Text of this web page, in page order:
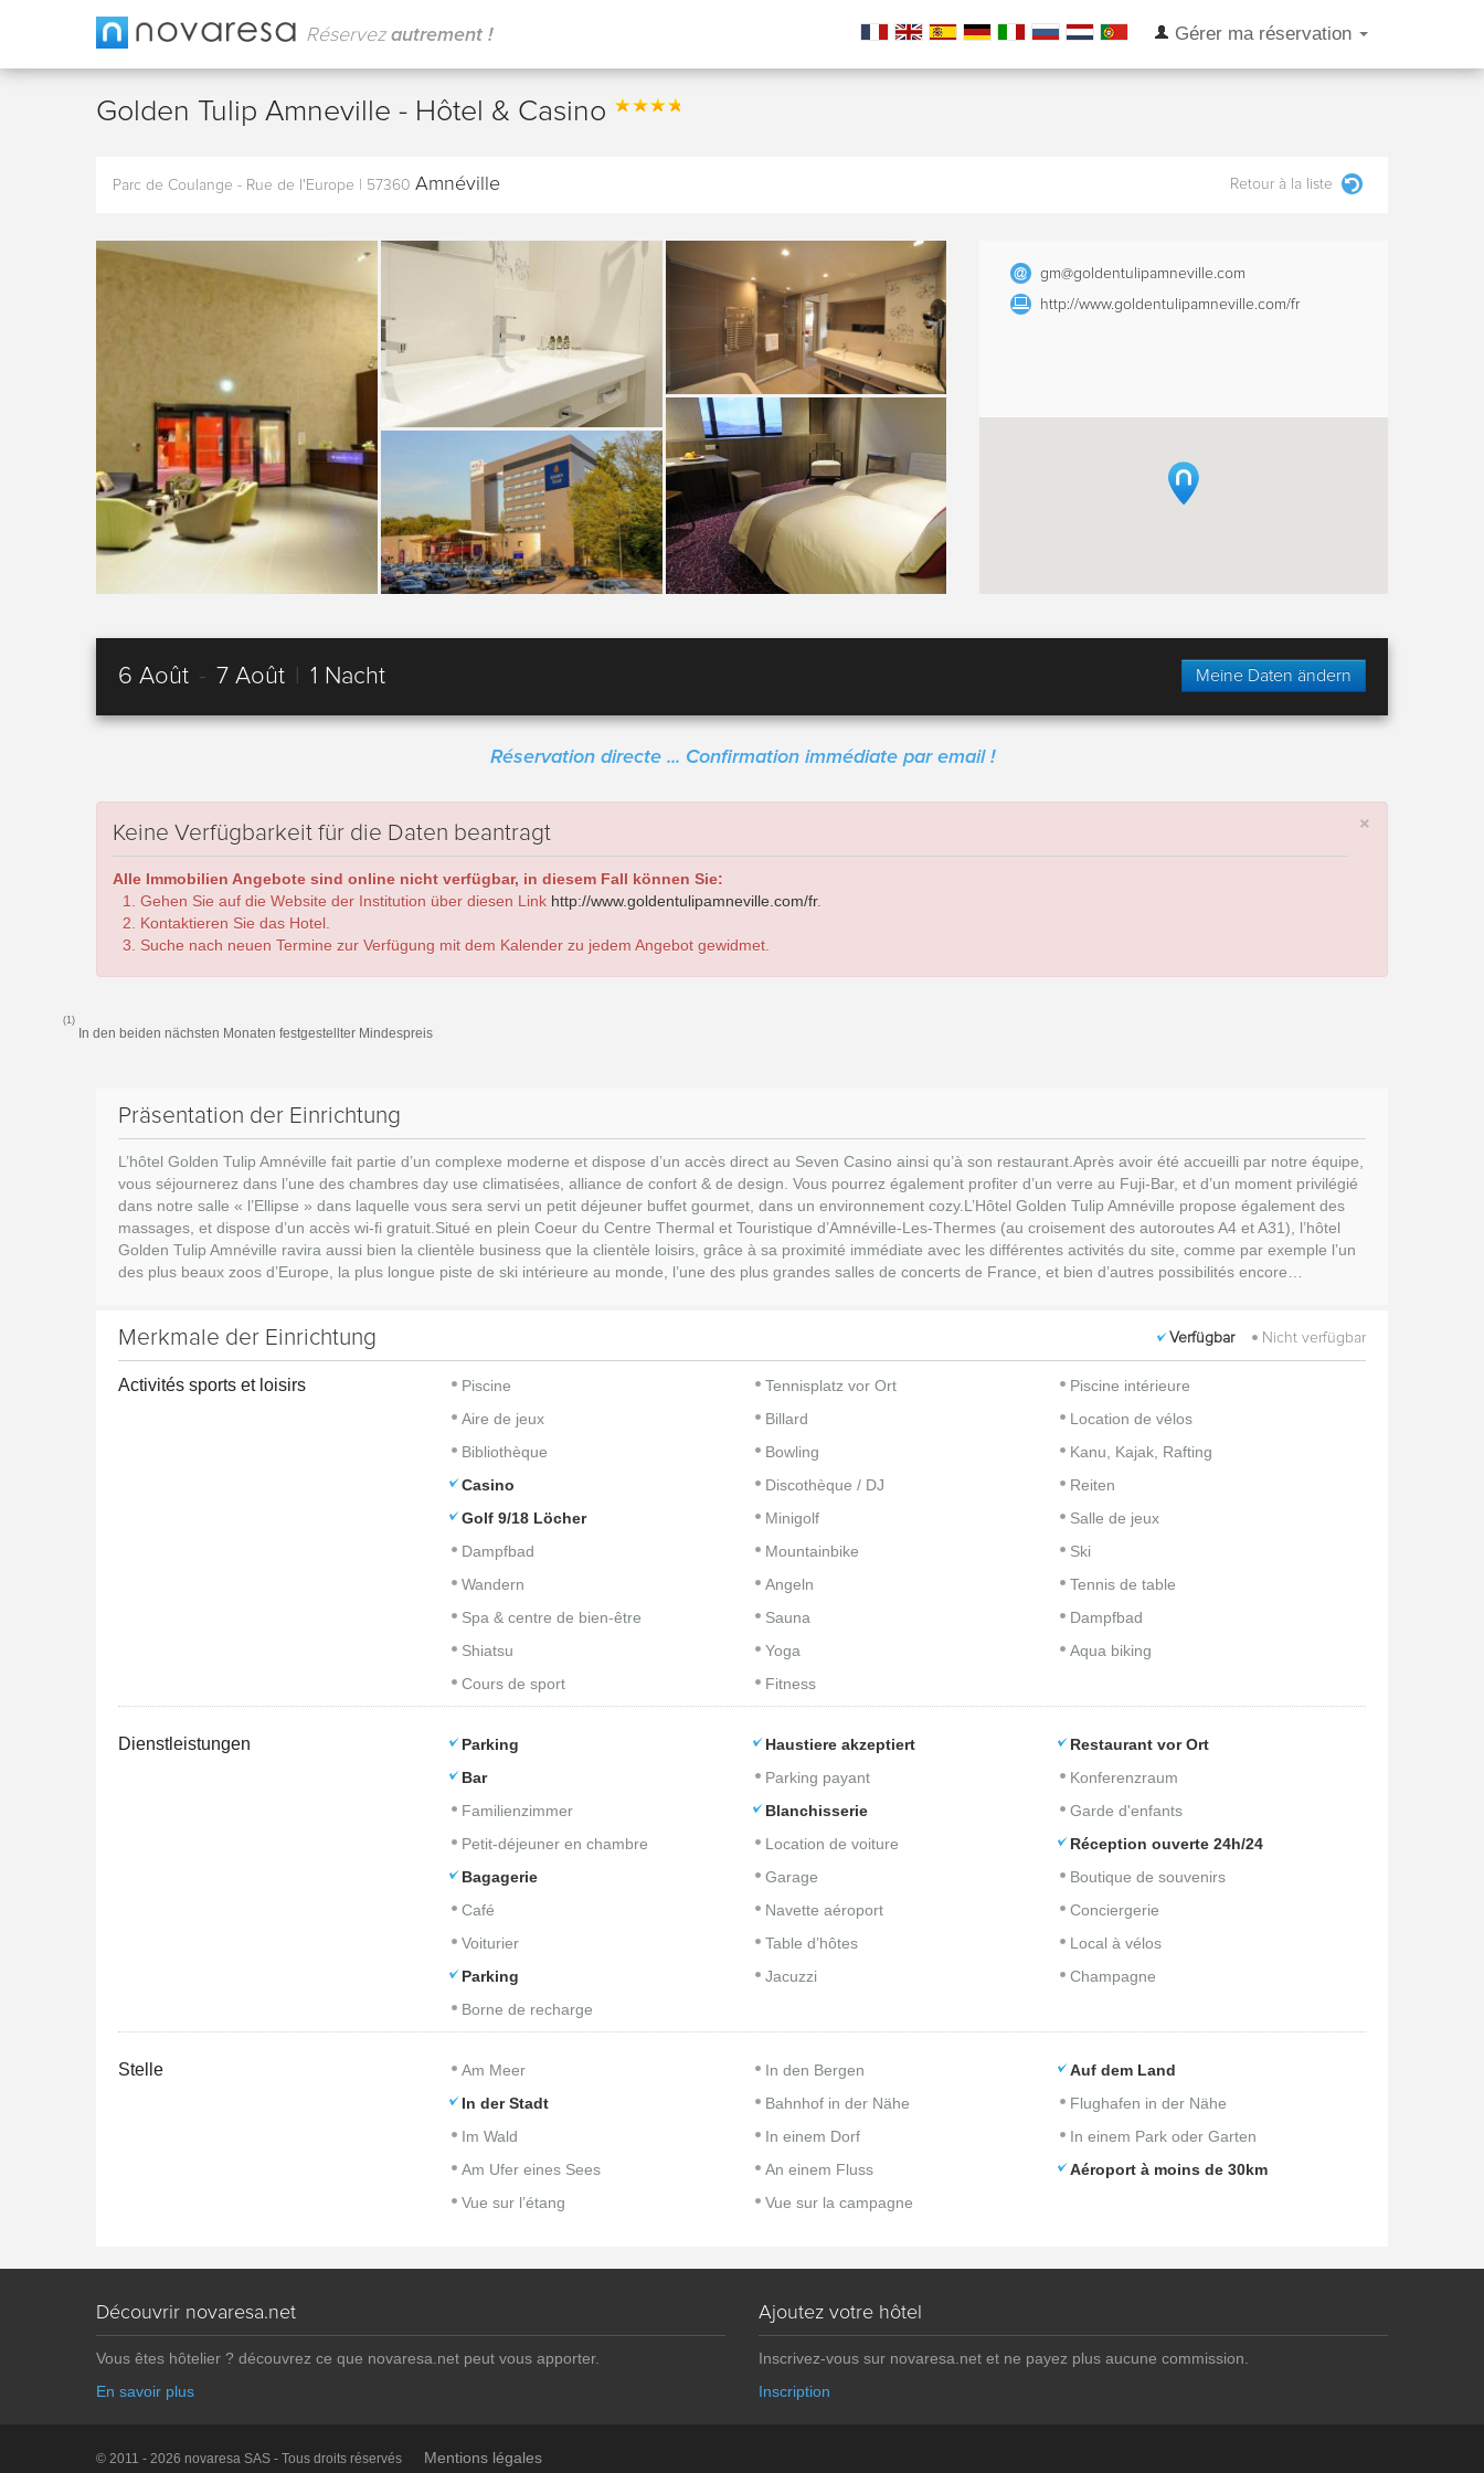
Réservezautrement ! Gérer ma réservation
Golden Tulip Amneville - Hôtel & Casino
Parc de Coulange - Rue de l'Europe 57360 Amnéville Retour à la liste
gm@goldentulipamneville.com
http://www.goldentulipamneville.com/fr
6 Août - 7 Août 1 Nacht Meine Daten ändern
Réservation directe ... Confirmation immédiate par email !
×
Keine Verfügbarkeit für die Daten beantragt
Alle Immobilien Angebote sind online nicht verfügbar, in diesem Fall können Sie:
Gehen Sie auf die Website der Institution über diesen Link http://www.goldentulipamneville.com/fr.
Kontaktieren Sie das Hotel.
Suche nach neuen Termine zur Verfügung mit dem Kalender zu jedem Angebot gewidmet.
(1)
In den beiden nächsten Monaten festgestellter Mindespreis
Präsentation der Einrichtung
L’hôtel Golden Tulip Amnéville fait partie d’un complexe moderne et dispose d’un accès direct au Seven Casino ainsi qu’à son restaurant.Après avoir été accueilli par notre équipe,
vous séjournerez dans l’une des chambres day use climatisées, alliance de confort & de design. Vous pourrez également profiter d’un verre au Fuji-Bar, et d’un moment privilégié
dans notre salle « l’Ellipse » dans laquelle vous sera servi un petit déjeuner buffet gourmet, dans un environnement cozy.L’Hôtel Golden Tulip Amnéville propose également des
massages, et dispose d’un accès wi-fi gratuit.Situé en plein Coeur du Centre Thermal et Touristique d’Amnéville-Les-Thermes (au croisement des autoroutes A4 et A31), l’hôtel
Golden Tulip Amnéville ravira aussi bien la clientèle business que la clientèle loisirs, grâce à sa proximité immédiate avec les différentes activités du site, comme par exemple l’un
des plus beaux zoos d’Europe, la plus longue piste de ski intérieure au monde, l’une des plus grandes salles de concerts de France, et bien d’autres possibilités encore…
Merkmale der Einrichtung Verfügbar Nicht verfügbar
Activités sports et loisirs Piscine Tennisplatz vor Ort
Piscine intérieure
Aire de jeux
Billard
Location de vélos
Bibliothèque
Bowling
Kanu, Kajak, Rafting
Casino
Discothèque / DJ
Reiten
Golf 9/18 Löcher
Minigolf
Salle de jeux
Dampfbad
Mountainbike
Ski
Wandern
Angeln
Tennis de table
Spa & centre de bien-être
Sauna
Dampfbad
Shiatsu
Yoga
Aqua biking
Cours de sport
Fitness
Dienstleistungen Parking Haustiere akzeptiert
Restaurant vor Ort
Bar
Parking payant
Konferenzraum
Familienzimmer
Blanchisserie
Garde d'enfants
Petit-déjeuner en chambre
Location de voiture
Réception ouverte 24h/24
Bagagerie
Garage
Boutique de souvenirs
Café
Navette aéroport
Conciergerie
Voiturier
Table d’hôtes
Local à vélos
Parking
Jacuzzi
Champagne
Borne de recharge
Stelle Am Meer In den Bergen
Auf dem Land
In der Stadt
Bahnhof in der Nähe
Flughafen in der Nähe
Im Wald
In einem Dorf
In einem Park oder Garten
Am Ufer eines Sees
An einem Fluss
Aéroport à moins de 30km
Vue sur l’étang
Vue sur la campagne
Découvrir novaresa.net
Vous êtes hôtelier ? découvrez ce que novaresa.net peut vous apporter.
En savoir plus
Ajoutez votre hôtel
Inscrivez-vous sur novaresa.net et ne payez plus aucune commission.
Inscription
© 2011 - 2026 novaresa SAS - Tous droits réservés Mentions légales